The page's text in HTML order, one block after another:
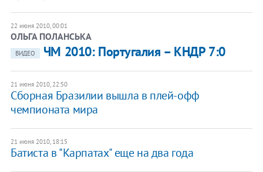
22 июня 2010, 00:01
ОЛЬГА ПОЛАНСЬКА
ВИДЕО ЧМ 2010: Португалия – КНДР 7:0
21 июня 2010, 22:50
Сборная Бразилии вышла в плей-офф
чемпионата мира
21 июня 2010, 18:15
Батиста в "Карпатах" еще на два года